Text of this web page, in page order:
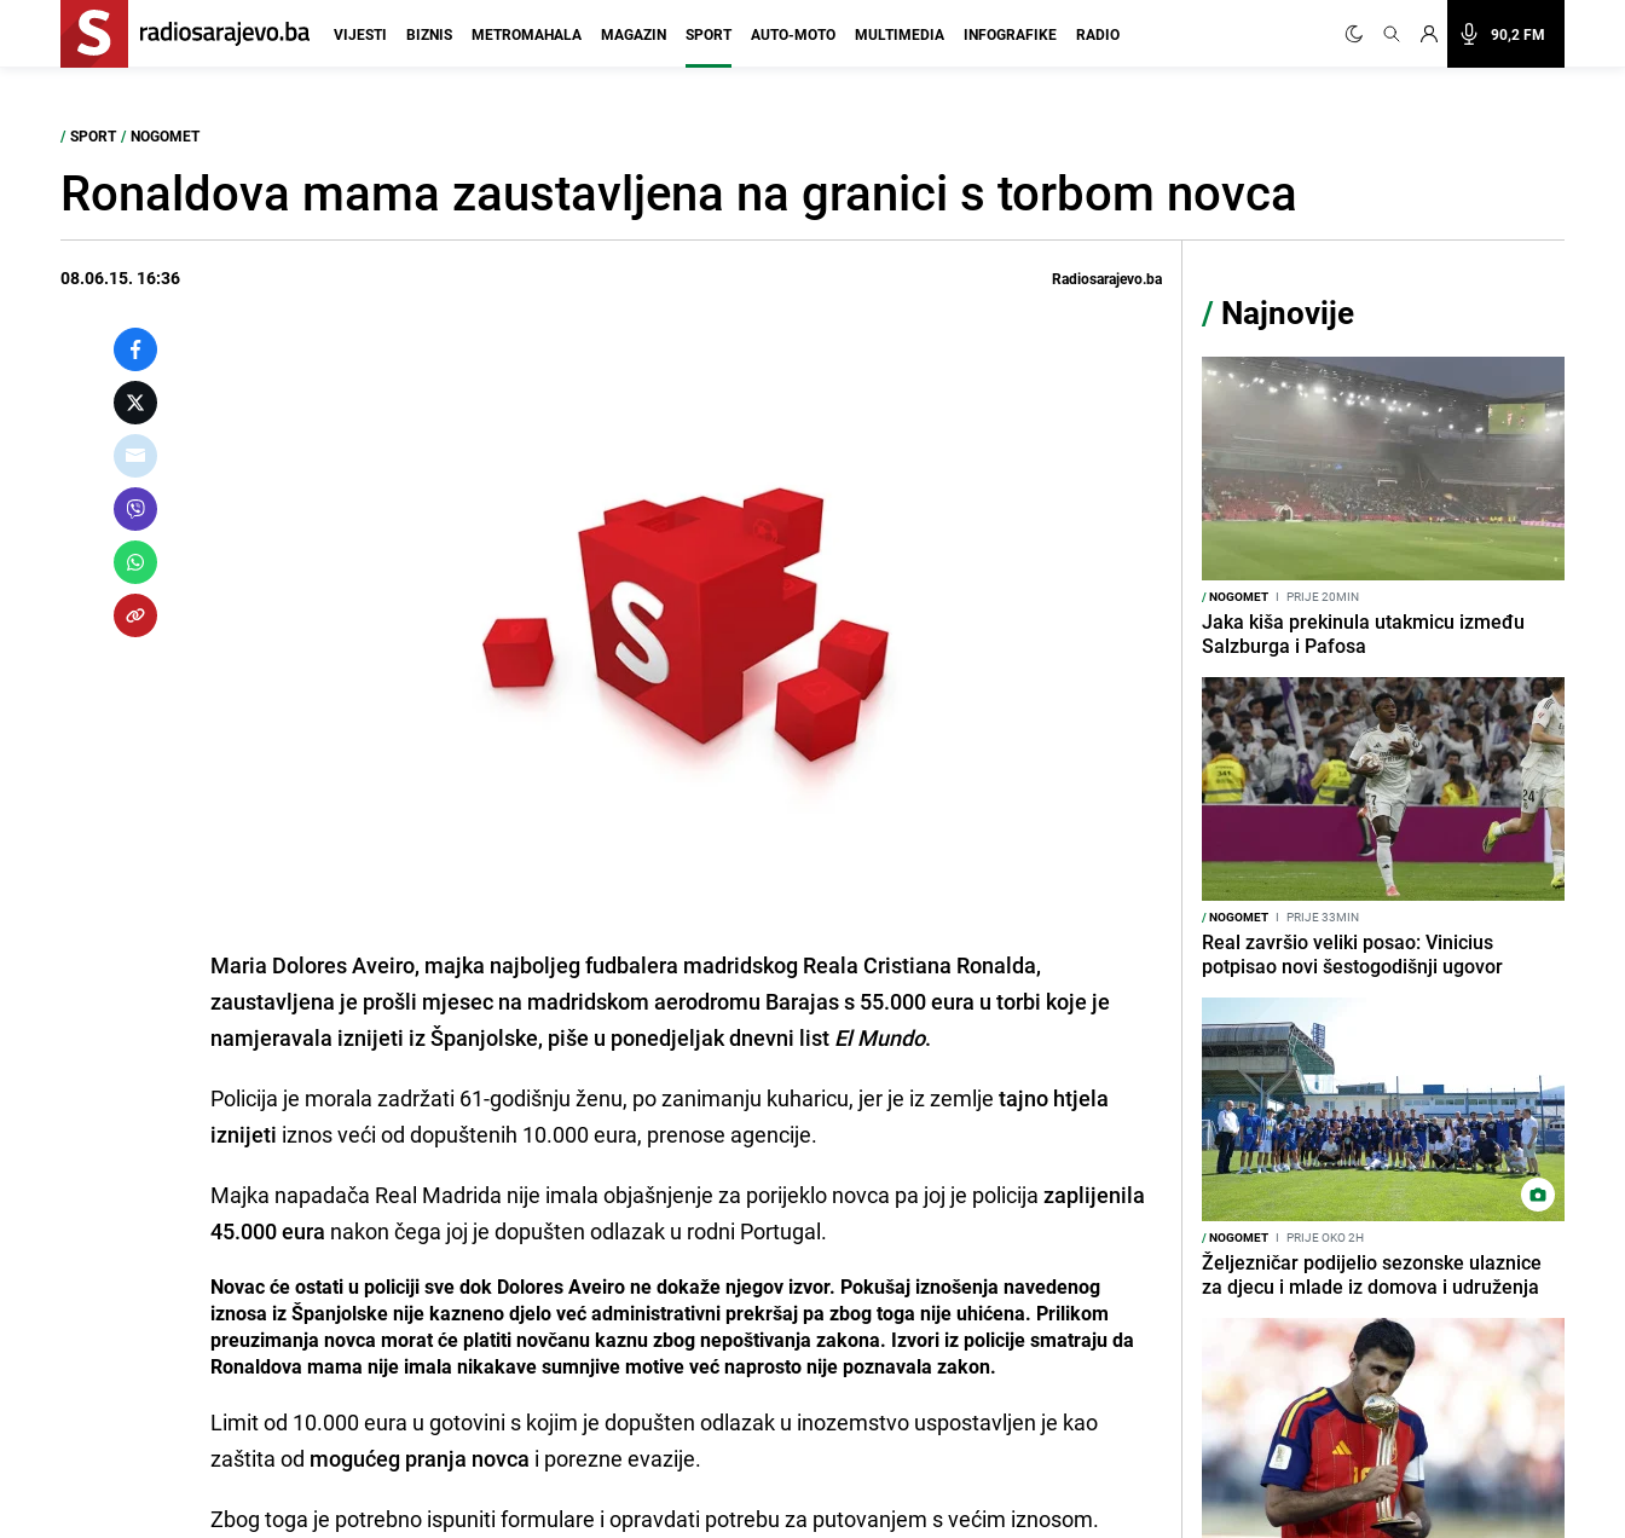
90,2 FM
VIJESTI BIZNIS METROMAHALA MAGAZIN SPORT AUTO-MOTO MULTIMEDIA INFOGRAFIKE RADIO
/ SPORT / NOGOMET
Ronaldova mama zaustavljena na granici s torbom novca
08.06.15. 16:36 Radiosarajevo.ba
Maria Dolores Aveiro, majka najboljeg fudbalera madridskog RealaCristiana Ronalda,
zaustavljena je prošli mjesec na madridskom aerodromu Barajas s 55.000 eura u torbi koje je
namjeravala iznijeti iz Španjolske, piše u ponedjeljak dnevni list El Mundo.
Policija je morala zadržati 61-godišnju ženu, po zanimanju kuharicu, jer je iz zemljetajno htjela
iznijeti iznos veći od dopuštenih 10.000 eura, prenose agencije.
Majka napadača Real Madrida nije imala objašnjenje za porijeklo novca pa joj je policijazaplijenila
45.000 eura nakon čega joj je dopušten odlazak u rodni Portugal.
Novac će ostati u policiji sve dok Dolores Aveiro ne dokaže njegov izvor. Pokušaj iznošenja navedenog
iznosa iz Španjolske nije kazneno djelo već administrativni prekršaj pa zbog toga nije uhićena. Prilikom
preuzimanja novca morat će platiti novčanu kaznu zbog nepoštivanja zakona. Izvori iz policije smatraju da
Ronaldova mama nije imala nikakave sumnjive motive već naprosto nije poznavala zakon.
Limit od 10.000 eura u gotovini s kojim je dopušten odlazak u inozemstvo uspostavljen je kao
zaštita od mogućeg pranja novca i porezne evazije.
Zbog toga je potrebno ispuniti formulare i opravdati potrebu za putovanjem s većim iznosom.
/ Najnovije
/NOGOMET I PRIJE 20MIN
Jaka kiša prekinula utakmicu između
Salzburga i Pafosa
/NOGOMET I PRIJE 33MIN
Real završio veliki posao: Vinicius
potpisao novi šestogodišnji ugovor
/NOGOMET I PRIJE OKO 2H
Željezničar podijelio sezonske ulaznice
za djecu i mlade iz domova i udruženja